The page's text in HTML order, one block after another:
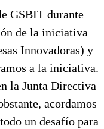
GSBIT durante
de la iniciativa
Innovadoras) y
a la iniciativa.
la Junta Directiva
acordamos
un desafío para